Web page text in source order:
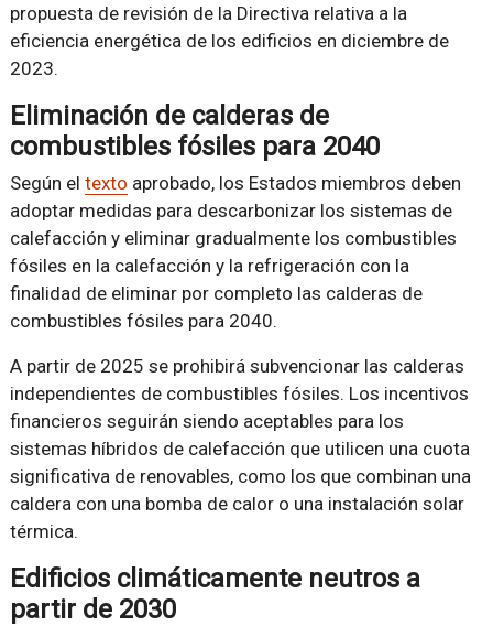
propuesta de revisión de la Directiva relativa a la
eficiencia energética de los edificios en diciembre de
2023.
Eliminación de calderas de
combustibles fósiles para 2040
Según el texto aprobado, los Estados miembros deben
adoptar medidas para descarbonizar los sistemas de
calefacción y eliminar gradualmente los combustibles
fósiles en la calefacción y la refrigeración con la
finalidad de eliminar por completo las calderas de
combustibles fósiles para 2040.
A partir de 2025 se prohibirá subvencionar las calderas
independientes de combustibles fósiles. Los incentivos
financieros seguirán siendo aceptables para los
sistemas híbridos de calefacción que utilicen una cuota
significativa de renovables, como los que combinan una
caldera con una bomba de calor o una instalación solar
térmica.
Edificios climáticamente neutros a
partir de 2030